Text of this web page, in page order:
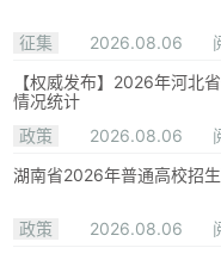
征集 2026.08.06
【权威发布】2026年河北
情况统计
政策
2026.08.06
湖南省2026年普通高校招
政策 2026.08.06